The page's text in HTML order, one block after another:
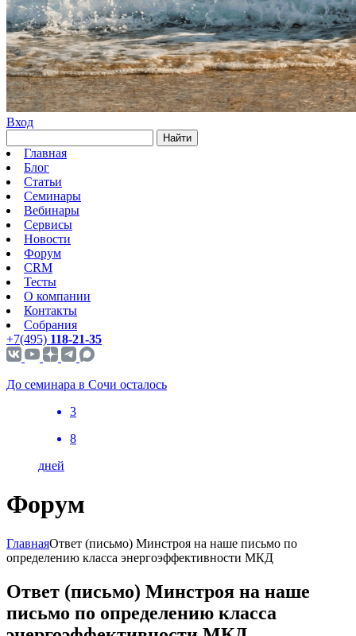
Вход
Найти
Главная
Блог
Статьи
Семинары
Вебинары
Сервисы
Новости
Форум
CRM
Тесты
О компании
Контакты
Собрания
+7(495) 118-21-35
До семинара в Сочи осталось
3
8
дней
Форум
ГлавнаяОтвет (письмо) Минстроя на наше письмо по
определению класса энергоэффективности МКД
Ответ (письмо) Минстроя на наше
письмо по определению класса